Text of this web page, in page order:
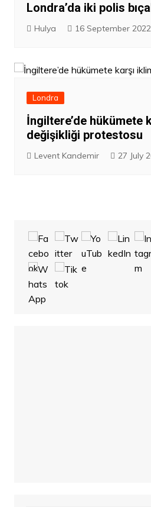
Londra’da iki polis
Hulya 16 September 2022
Londra
İngiltere’de hükümete
değişikliği protestosu
Levent Kandemir 27 July